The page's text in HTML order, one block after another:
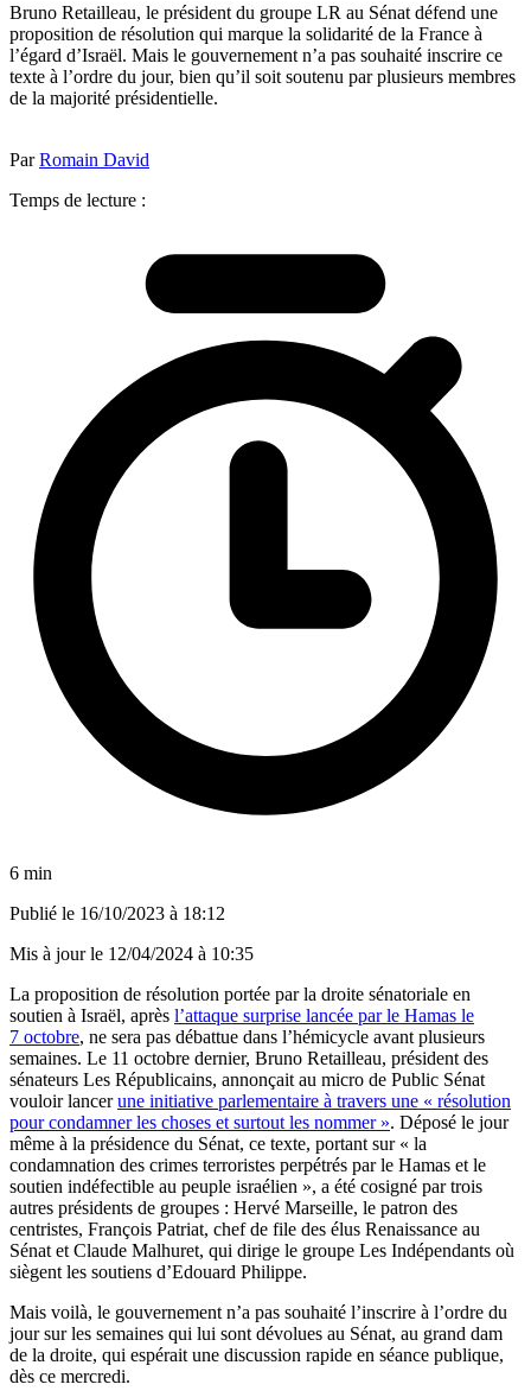
Bruno Retailleau, le président du groupe LR au Sénat défend une
proposition de résolution qui marque la solidarité de la France à
l’égard d’Israël. Mais le gouvernement n’a pas souhaité inscrire ce
texte à l’ordre du jour, bien qu’il soit soutenu par plusieurs membres
de la majorité présidentielle.
ParRomain David
Temps de lecture :
6 min
Publié le 16/10/2023 à 18:12
Mis à jour le 12/04/2024 à 10:35
La proposition de résolution portée par la droite sénatoriale en
soutien à Israël, après l’attaque surprise lancée par le Hamas le
7 octobre, ne sera pas débattue dans l’hémicycle avant plusieurs
semaines. Le 11 octobre dernier, Bruno Retailleau, président des
sénateurs Les Républicains, annonçait au micro de Public Sénat
vouloir lancerune initiative parlementaire à travers une « résolution
pour condamner les choses et surtout les nommer ». Déposé le jour
même à la présidence du Sénat, ce texte, portant sur « la
condamnation des crimes terroristes perpétrés par le Hamas et le
soutien indéfectible au peuple israélien », a été cosigné par trois
autres présidents de groupes : Hervé Marseille, le patron des
centristes, François Patriat, chef de file des élus Renaissance au
Sénat et Claude Malhuret, qui dirige le groupe Les Indépendants où
siègent les soutiens d’Edouard Philippe.
Mais voilà, le gouvernement n’a pas souhaité l’inscrire à l’ordre du
jour sur les semaines qui lui sont dévolues au Sénat, au grand dam
de la droite, qui espérait une discussion rapide en séance publique,
dès ce mercredi.